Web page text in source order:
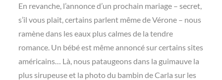
En revanche, l’annonce d’un prochain mariage – secret,
s’il vous plait, certains parlent même de Vérone – nous
ramène dans les eaux plus calmes de la tendre
romance. Un bébé est même annoncé sur certains sites
américains… Là, nous pataugeons dans la guimauve la
plus sirupeuse et la photo du bambin de Carla sur les